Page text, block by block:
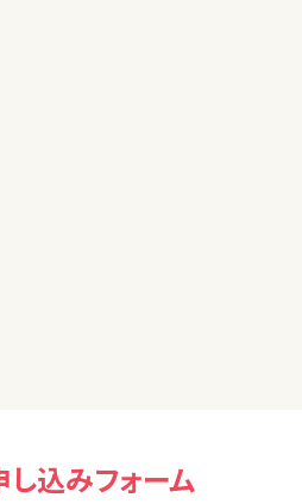
込みフォーム